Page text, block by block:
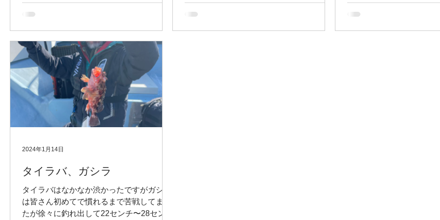
張ってくださいました。
タイラバ、ガシラ
タイラバはなかなか渋かったですがガシラ
は皆さん初めてで慣れるまで苦戦してまし
たが徐々に釣れ出して22センチ〜28センチ
2024年1月14日